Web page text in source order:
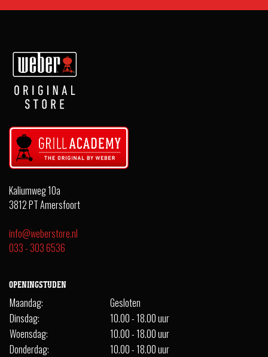
Kaliumweg 10a
3812 PT Amersfoort
info@weberstore.nl
033 - 303 6536
OPENINGSTIJDEN
Maandag:
Gesloten
Dinsdag:
10.00 - 18.00 uur
Woensdag:
10.00 - 18.00 uur
Donderdag:
10.00 - 18.00 uur